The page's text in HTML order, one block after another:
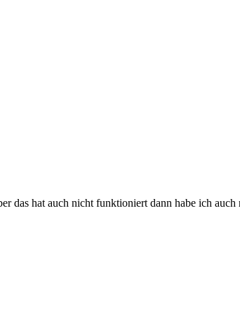
das hat auch nicht funktioniert dann habe ich